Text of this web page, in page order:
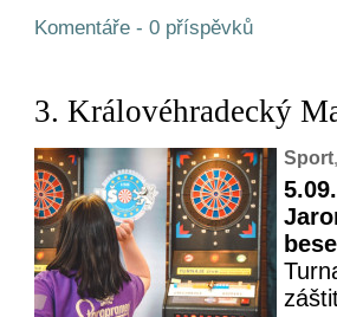
Komentáře - 0 příspěvků
3. Královéhradecký
Sport